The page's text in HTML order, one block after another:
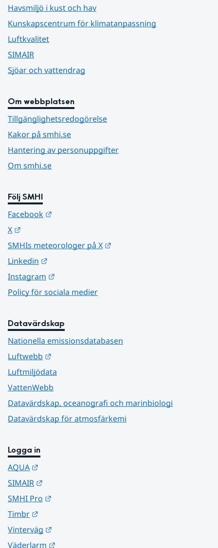
Havsmiljö i kust och hav
Kunskapscentrum för klimatanpassning
Luftkvalitet
SIMAIR
Sjöar och vattendrag
Om webbplatsen
Tillgänglighetsredogörelse
Kakor på smhi.se
Hantering av personuppgifter
Om smhi.se
Följ SMHI
Facebook
X
SMHIs meteorologer på X
Linkedin
Instagram
Policy för sociala medier
Datavärdskap
Nationella emissionsdatabasen
Luftwebb
Luftmiljödata
VattenWebb
Datavärdskap, oceanografi och marinbiologi
Datavärdskap för atmosfärkemi
Logga in
AQUA
SIMAIR
SMHI Pro
Timbr
Vinterväg
Väderlarm